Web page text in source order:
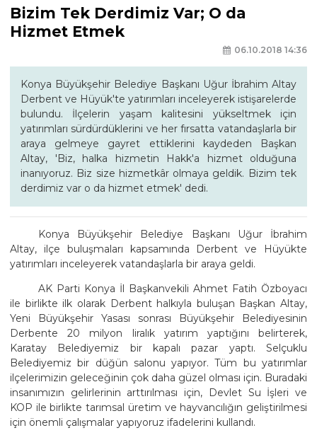
Bizim Tek Derdimiz Var; O da
Hizmet Etmek
06.10.2018 14:36
Konya Büyükşehir Belediye Başkanı Uğur İbrahim Altay
Derbent ve Hüyük'te yatırımları inceleyerek istişarelerde
bulundu. İlçelerin yaşam kalitesini yükseltmek için
yatırımları sürdürdüklerini ve her fırsatta vatandaşlarla bir
araya gelmeye gayret ettiklerini kaydeden Başkan
Altay, 'Biz, halka hizmetin Hakk'a hizmet olduğuna
inanıyoruz. Biz size hizmetkâr olmaya geldik. Bizim tek
derdimiz var o da hizmet etmek' dedi.
Konya Büyükşehir Belediye Başkanı Uğur İbrahim
Altay, ilçe buluşmaları kapsamında Derbent ve Hüyükte
yatırımları inceleyerek vatandaşlarla bir araya geldi.
AK Parti Konya İl Başkanvekili Ahmet Fatih Özboyacı
ile birlikte ilk olarak Derbent halkıyla buluşan Başkan Altay,
Yeni Büyükşehir Yasası sonrası Büyükşehir Belediyesinin
Derbente 20 milyon liralık yatırım yaptığını belirterek,
Karatay Belediyemiz bir kapalı pazar yaptı. Selçuklu
Belediyemiz bir düğün salonu yapıyor. Tüm bu yatırımlar
ilçelerimizin geleceğinin çok daha güzel olması için. Buradaki
insanımızın gelirlerinin arttırılması için, Devlet Su İşleri ve
KOP ile birlikte tarımsal üretim ve hayvancılığın geliştirilmesi
için önemli çalışmalar yapıyoruz ifadelerini kullandı.